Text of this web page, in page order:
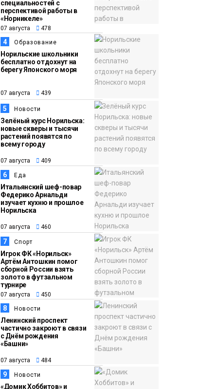
13:08
07 августа
Новости
Предстоящие
выходные в
Норильске будут
зябкими, пасмурными
и дождливыми
специальностей с
перспективой работы в
«Норникеле»
07 августа 478
4 Образование
Норильские школьники
бесплатно отдохнут на
берегу Японского моря
07 августа 439
5 Новости
Зелёный курс Норильска:
новые скверы и тысячи
растений появятся по
всему городу
07 августа 409
6 Еда
Итальянский шеф-повар
Федерико Арнальди
изучает кухню и прошлое
Норильска
07 августа 460
7 Спорт
Игрок ФК «Норильск»
Артём Антошкин помог
сборной России взять
золото в футзальном
турнире
07 августа 450
8 Новости
Ленинский проспект
частично закроют в связи
с Днём рождения
«Башни»
07 августа 484
9 Новости
«Домик Хоббитов» и